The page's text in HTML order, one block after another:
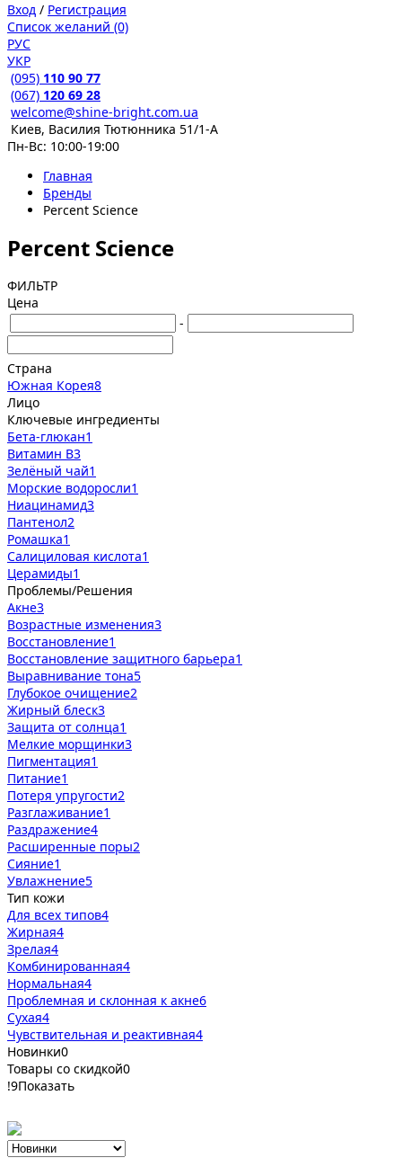
Вход / Регистрация
Список желаний (0)
РУС
УКР
(095) 110 90 77
(067) 120 69 28
welcome@shine-bright.com.ua
Киев, Василия Тютюнника 51/1-А
Пн-Вс: 10:00-19:00
Главная
Бренды
Percent Science
Percent Science
ФИЛЬТР
Цена
-
Страна
Южная Корея8
Лицо
Ключевые ингредиенты
Бета-глюкан1
Витамин В3
Зелёный чай1
Морские водоросли1
Ниацинамид3
Пантенол2
Ромашка1
Салициловая кислота1
Церамиды1
Проблемы/Решения
Акне3
Возрастные изменения3
Восстановление1
Восстановление защитного барьера1
Выравнивание тона5
Глубокое очищение2
Жирный блеск3
Защита от солнца1
Мелкие морщинки3
Пигментация1
Питание1
Потеря упругости2
Разглаживание1
Раздражение4
Расширенные поры2
Сияние1
Увлажнение5
Тип кожи
Для всех типов4
Жирная4
Зрелая4
Комбинированная4
Нормальная4
Проблемная и склонная к акне6
Сухая4
Чувствительная и реактивная4
Новинки0
Товары со скидкой0
!9Показать